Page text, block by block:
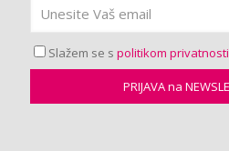
Slažem se s politikom privatnosti